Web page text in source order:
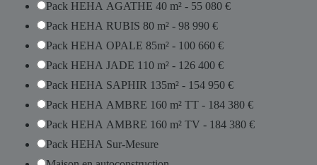
a
i
d
é
j
à
Pack HEHA AGATHE 40 m² - 55 080 €
Pack HEHA RUBIS 80 m² - 98 990 €
Pack HEHA OPALE 85m² - 100 660 €
Pack HEHA JADE 110 m² - 126 400 €
Pack HEHA SAPHIR 135m² - 154 950 €
Pack HEHA AMBRE 160 m² TT - 184 380 €
Pack HEHA AMBRE 160 m² TV - 184 380 €
Pack HEHA Sur-Mesure